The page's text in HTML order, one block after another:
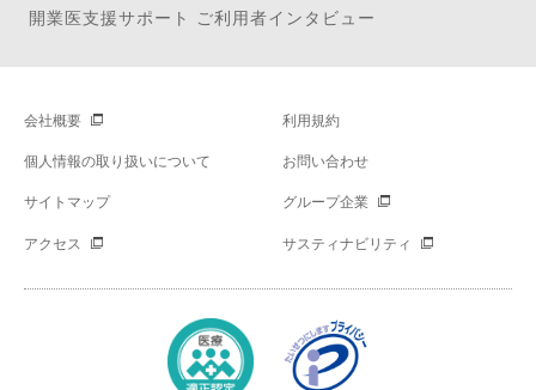
開業医支援サポート ご利用者インタビュー
会社概要 利用規約
個人情報の取り扱いについて お問い合わせ
サイトマップ グループ企業
アクセス サスティナビリティ